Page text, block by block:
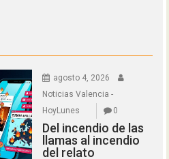
agosto 4, 2026
Noticias Valencia -
HoyLunes
0
Del incendio de las
llamas al incendio
del relato